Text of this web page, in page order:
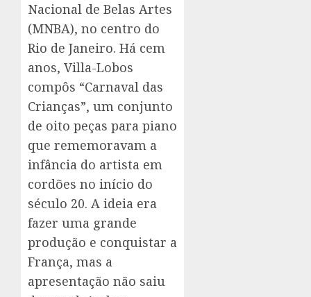
Nacional de Belas Artes
(MNBA), no centro do
Rio de Janeiro. Há cem
anos, Villa-Lobos
compôs “Carnaval das
Crianças”, um conjunto
de oito peças para piano
que rememoravam a
infância do artista em
cordões no início do
século 20. A ideia era
fazer uma grande
produção e conquistar a
França, mas a
apresentação não saiu